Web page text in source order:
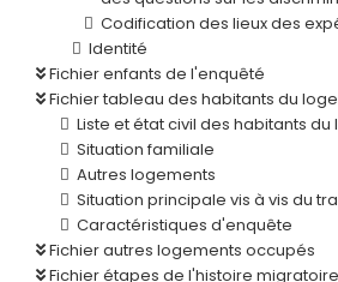
Codification des lieux des
Identité
Fichier enfants de l'enquêté
Fichier tableau des habitants du
Liste et état civil des habitants
Situation familiale
Autres logements
Situation principale vis à vis du
Caractéristiques d'enquête
Fichier autres logements occupés
Fichier étapes de l'histoire migratoire